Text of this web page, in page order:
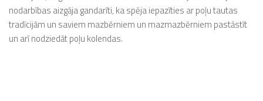
nodarbības aizgāja gandarīti, ka spēja iepazīties ar poļu tautas
tradīcijām un saviem mazbērniem un mazmazbērniem pastāstīt
un arī nodziedāt poļu kolendas.